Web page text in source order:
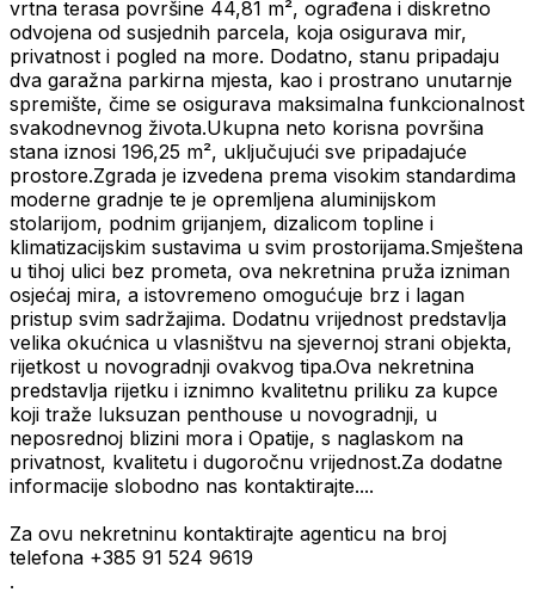
vrtna terasa površine 44,81 m², ograđena i diskretno
odvojena od susjednih parcela, koja osigurava mir,
privatnost i pogled na more. Dodatno, stanu pripadaju
dva garažna parkirna mjesta, kao i prostrano unutarnje
spremište, čime se osigurava maksimalna funkcionalnost
svakodnevnog života.Ukupna neto korisna površina
stana iznosi 196,25 m², uključujući sve pripadajuće
prostore.Zgrada je izvedena prema visokim standardima
moderne gradnje te je opremljena aluminijskom
stolarijom, podnim grijanjem, dizalicom topline i
klimatizacijskim sustavima u svim prostorijama.Smještena
u tihoj ulici bez prometa, ova nekretnina pruža izniman
osjećaj mira, a istovremeno omogućuje brz i lagan
pristup svim sadržajima. Dodatnu vrijednost predstavlja
velika okućnica u vlasništvu na sjevernoj strani objekta,
rijetkost u novogradnji ovakvog tipa.Ova nekretnina
predstavlja rijetku i iznimno kvalitetnu priliku za kupce
koji traže luksuzan penthouse u novogradnji, u
neposrednoj blizini mora i Opatije, s naglaskom na
privatnost, kvalitetu i dugoročnu vrijednost.Za dodatne
informacije slobodno nas kontaktirajte....
Za ovu nekretninu kontaktirajte agenticu na broj
telefona +385 91 524 9619
.